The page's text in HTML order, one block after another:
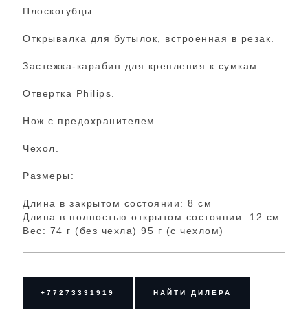
Плоскогубцы.
Открывалка для бутылок, встроенная в резак.
Застежка-карабин для крепления к сумкам.
Отвертка Philips.
Нож с предохранителем.
Чехол.
Размеры:
Длина в закрытом состоянии: 8 см
Длина в полностью открытом состоянии: 12 см
Вес: 74 г (без чехла) 95 г (с чехлом)
+77273331919 НАЙТИ ДИЛЕРА